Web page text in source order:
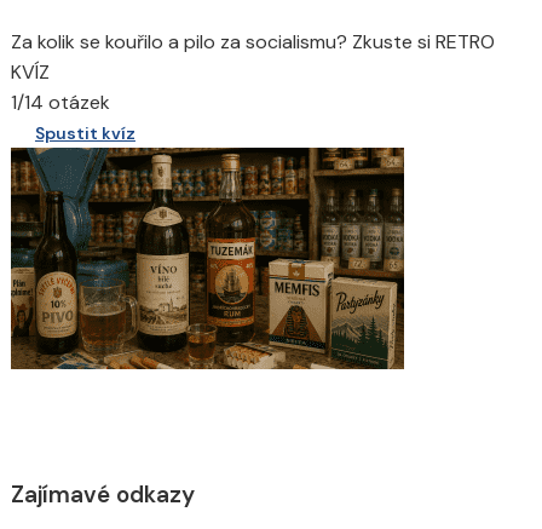
Za kolik se kouřilo a pilo za socialismu? Zkuste si RETRO
KVÍZ
1/14 otázek
Spustit kvíz
Zajímavé odkazy